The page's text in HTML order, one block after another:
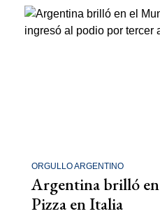
ORGULLO ARGENTINO
Argentina brilló
Pizza en Italia